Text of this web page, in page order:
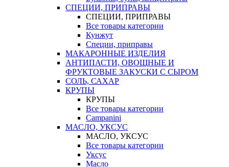
СПЕЦИИ, ПРИПРАВЫ
СПЕЦИИ, ПРИПРАВЫ
Все товары категории
Кунжут
Специи, приправы
МАКАРОННЫЕ ИЗДЕЛИЯ
АНТИПАСТИ, ОВОЩНЫЕ И
ФРУКТОВЫЕ ЗАКУСКИ С СЫРОМ
СОЛЬ, САХАР
КРУПЫ
КРУПЫ
Все товары категории
Campanini
МАСЛО, УКСУС
МАСЛО, УКСУС
Все товары категории
Уксус
Масло